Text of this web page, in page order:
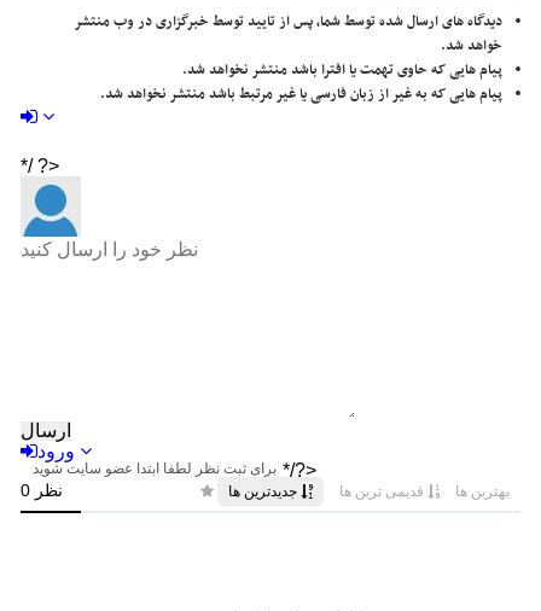
دیدگاه های ارسال شده توسط شما، پس از تایید توسط خبرگزاری در وب منتشر
خواهد شد.
پیام هایی که حاوی تهمت یا افترا باشد منتشر نخواهد شد.
پیام هایی که به غیر از زبان فارسی یا غیر مرتبط باشد منتشر نخواهد شد.